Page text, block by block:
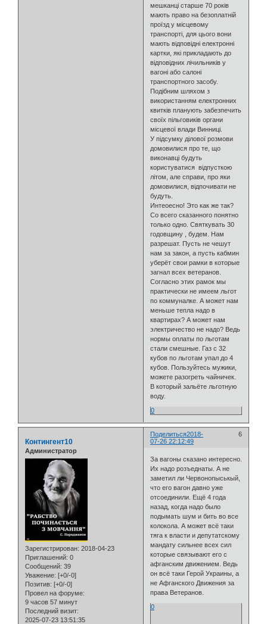
мешканці старше 70 років
мають право на безоплатній
проїзд у місцевому
транспорті, для цього вони
мають відповідні електронні
картки, які прикладають до
відповідних лічильників у
вагоні або салоні
транспортного засобу.
Подібним шляхом з
використанням електронних
квитків планують забезпечить
своїх пільговиків органи
місцевої влади Винниці.
У підсумку ділової розмови
домовилися про те, що
виконавці будуть
користуватися відпусткою
літом, але справи, про яки
домовилися, відпочивати не
будуть.
Интеоесно! Это как же так?
Со всего сказанного понятно
только одно. Святкувать 30
годовщину , будем. Нам
разрешат. Пусть не чешут
нам за закон, а пусть кабмин
уберёт свои рамки в которые
загнал всех ветеранов.
Согласно этих рамок мы
практически не имеем льгот
по коммуналке. А может нам
меньше тепла надо в
квартирах? А может нам
электричество не надо? Ведь
нормы оплаты по льготам
стали смешные. Газ с 32
кубов по льготам упал до 4
кубов. Пользуйтесь мужики,
можете разогреть чайничек.
В который зальёте льготную
воду.
0
Поделиться 6
2018-
07-26 22:12:49
Контингент10
Администратор
Зарегистрирован: 2018-04-23
Приглашений: 0
Сообщений: 39
Уважение: [+0/-0]
Позитив: [+0/-0]
Провел на форуме:
9 часов 57 минут
Последний визит:
2025-07-23 13:51:35
За вагоны сказано интересно.
Их надо розъеднаты. А не
заметил ли Червонопыськый,
что его вагон давно уже
отсоединили. Ещё 4 года
назад, когда надо было
подымать шум и бить во все
колокола. А может всё таки
тяга к власти и депутатскому
мандату сильнее всех сил
которые связывают его с
афганским движением. Ведь
он всё таки Герой Украины, а
не Афганского Движения за
права Ветеранов.
0